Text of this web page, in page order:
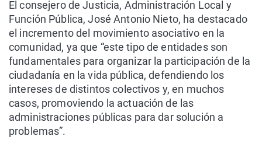
El consejero de Justicia, Administración Local y
Función Pública, José Antonio Nieto, ha destacado
el incremento del movimiento asociativo en la
comunidad, ya que “este tipo de entidades son
fundamentales para organizar la participación de la
ciudadanía en la vida pública, defendiendo los
intereses de distintos colectivos y, en muchos
casos, promoviendo la actuación de las
administraciones públicas para dar solución a
problemas”.